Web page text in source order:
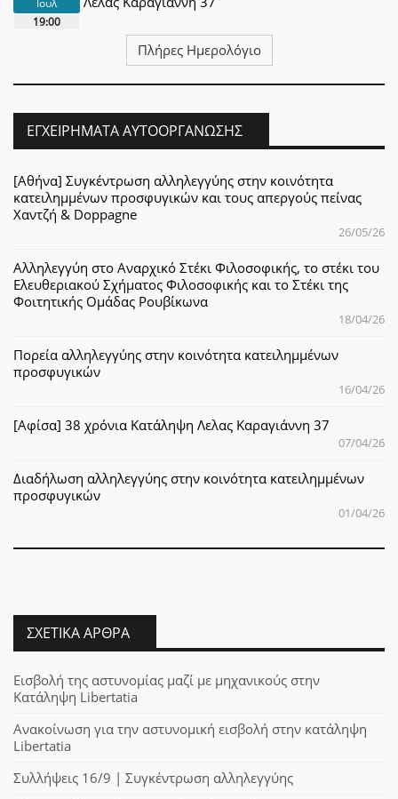
Ιουλ
19:00
Πλήρες Ημερολόγιο
ΕΓΧΕΙΡΉΜΑΤΑ ΑΥΤΟΟΡΓΆΝΩΣΗΣ
[Αθήνα] Συγκέντρωση αλληλεγγύης στην κοινότητα
κατειλημμένων προσφυγικών και τους απεργούς πείνας
Χαντζή & Doppagne
26/05/26
Αλληλεγγύη στο Αναρχικό Στέκι Φιλοσοφικής, το στέκι του
Ελευθεριακού Σχήματος Φιλοσοφικής και το Στέκι της
Φοιτητικής Ομάδας Ρουβίκωνα
18/04/26
Πορεία αλληλεγγύης στην κοινότητα κατειλημμένων
προσφυγικών
16/04/26
[Αφίσα] 38 χρόνια Κατάληψη Λελας Καραγιάννη 37
07/04/26
Διαδήλωση αλληλεγγύης στην κοινότητα κατειλημμένων
προσφυγικών
01/04/26
ΣΧΕΤΙΚΆ ΆΡΘΡΑ
Εισβολή της αστυνομίας μαζί με μηχανικούς στην
Κατάληψη Libertatia
Ανακοίνωση για την αστυνομική εισβολή στην κατάληψη
Libertatia
Συλλήψεις 16/9 | Συγκέντρωση αλληλεγγύης